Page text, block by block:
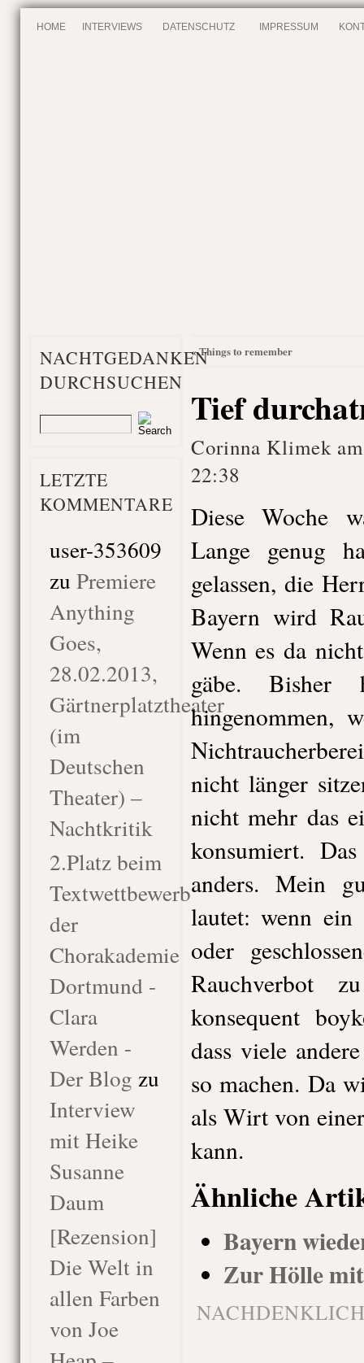
HOME INTERVIEWS DATENSCHUTZ IMPRESSUM
NACHTGEDANKEN
DURCHSUCHEN
LETZTE
KOMMENTARE
user-353609
zu Premiere
Anything
Goes,
28.02.2013,
Gärtnerplatztheater
(im
Deutschen
Theater) –
Nachtkritik
2.Platz beim
Textwettbewerb
der
Chorakademie
Dortmund -
Clara
Werden -
Der Blog zu
Interview
mit Heike
Susanne
Daum
[Rezension]
Die Welt in
allen Farben
von Joe
«Things to remember
Tief
Corinna Klimek
22:38
Diese Woche
Lange genug
gelassen, die
Bayern wird
Wenn es da
gäbe.
hingenommen,
nicht länger
nicht mehr das
konsumiert.
anders. Mein
lautet: wenn
oder
Rauchverbot
konsequent
dass viele
so machen. Da
als Wirt von
kann.
Ähnliche
Bayern
Zur Hölle